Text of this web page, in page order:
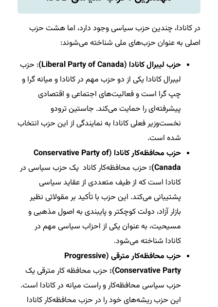
در کانادا، چندین حزب سیاسی وجود دارد، اما هشت حزب
اصلی به عنوان حزب‌های ملی شناخته می‌شوند:
حزب لیبرال کانادا (Liberal Party of Canada)
: حزب
لیبرال کانادا یکی از دو حزب مهم در کانادا و میانه گرا و
چپ گرا است و فعالیت‌های اجتماعی و اقتصادی
پیشرفته‌ای را حمایت می‌کند. جاستین ترودو
نخست‌وزیر فعلی کانادا به نمایندگی از این حزب انتخاب
شده است.
حزب محافظه‌کار کانادا (Conservative Party of
Canada):
حزب محافظه‌کار کاناد یک حزب سیاسی در
کانادا است که از طیف متعددی از عقاید سیاسی
پشتیبانی می‌کند. این حزب با تأکید بر مقولاتی نظیر
بازار آزاد، دولت کوچکتر و پایبندی به اصول مذهبی و
مسیحیت، به عنوان یکی از احزاب سیاسی مهم در
کانادا شناخته می‌شود.
حزب محافظه‌کار مترقی (Progressive
Conservative Party):
حزب محافظه کار مترقی یک
حزب سیاسی محافظه‌کار و راست میانه در کانادا است.
این حزب ریشه‌های خود را در حزب محافظه‌کار کانادا